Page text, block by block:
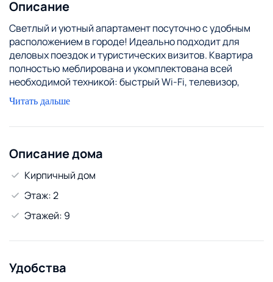
Описание
Светлый и уютный апартамент посуточно с удобным
расположением в городе! Идеально подходит для
деловых поездок и туристических визитов. Квартира
полностью меблирована и укомплектована всей
необходимой техникой: быстрый Wi-Fi, телевизор,
стиральная машина, микроволновка, чайник и
холодильник. Комфортные спальни с новыми
всем необходимым для приготовления еды. Из окон
открывается живописный вид на городскую
инфраструктуру. Рядом магазины, кафе, аптеки и
остановки общественного транспорта. Быстрое
заселение, любые сроки проживания, чистота и
внимание к деталям гарантированы. Свяжитесь прямо
забронировать комфортное проживание!
Читать дальше
Описание дома
Кирпичный дом
Этаж: 2
Этажей: 9
Удобства